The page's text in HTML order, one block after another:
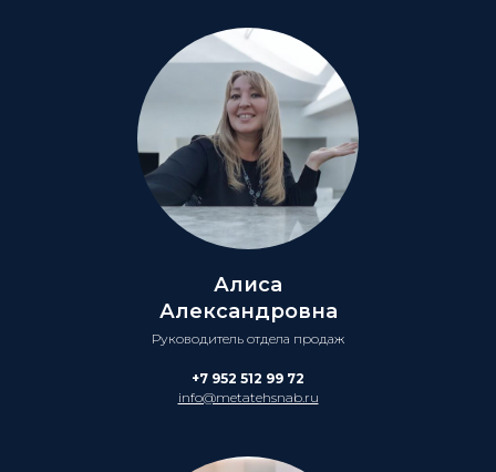
Алиса
Александровна
Руководитель отдела продаж
+7 952 512 99 72
info@metatehsnab.ru